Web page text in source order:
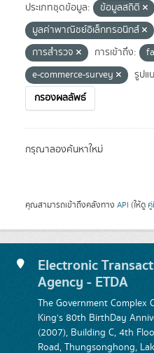
ประเภทชุดข้อมูล: ข้อมูลสถิติ
มูลค่าพาณิชย์อิเล็กทรอนิกส์
การสำรวจ
การเข้าถึง:
e-commerce-survey
รูปแ
กรองผลลัพธ์
กรุณาลองค้นหาใหม่
คุณสามารถเข้าถึงคลังทาง API (ให้ดู
Electronic
Agency - ETDA
The Government Complex
King's 80th BirthDay
(2007), Building C, 4th
Road, Thungsonghong,